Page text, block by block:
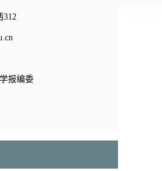
312
报编委